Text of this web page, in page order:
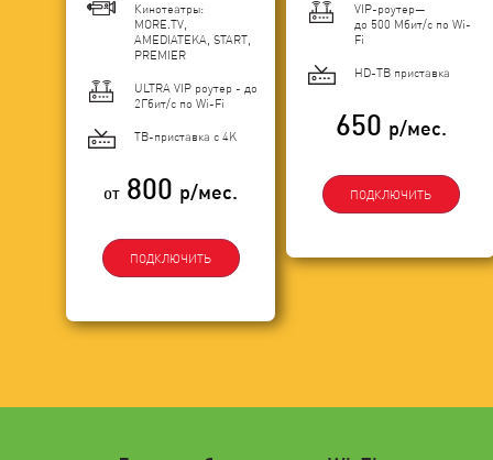
Кинотеатры:
MORE.TV,
AMEDIATEKA, START,
PREMIER
ULTRA VIP роутер - до
2Гбит/c по Wi-Fi
ТВ-приставка с 4K
от 800 р/мес.
ПОДКЛЮЧИТЬ
VIP-роутер—
до 500 Мбит/с по Wi-
Fi
HD-ТВ приставка
650 р/мес.
ПОДКЛЮЧИТЬ